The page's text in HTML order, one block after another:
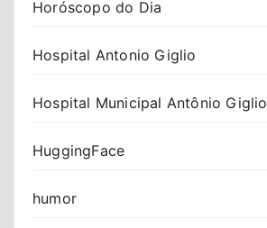
Horóscopo do Dia
Hospital Antonio Giglio
Hospital Municipal Antônio Giglio
HuggingFace
humor